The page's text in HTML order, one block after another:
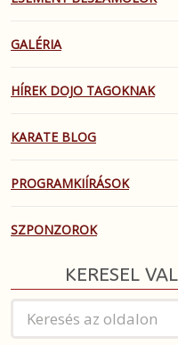
GALÉRIA
HÍREK DOJO TAGOKNAK
KARATE BLOG
PROGRAMKIÍRÁSOK
SZPONZOROK
KERESEL